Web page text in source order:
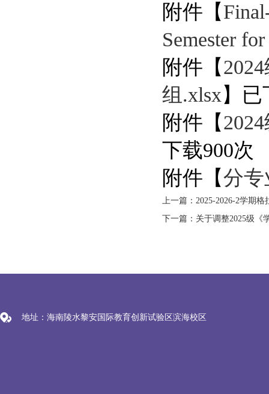
附件【
Semester
附件【
组.xlsx】
附件【
下载900次
附件【分专
上一篇：2025-2026-2学期
地址：海南陵水黎安国际教育创新试验区滨海校区